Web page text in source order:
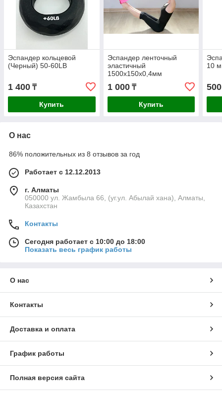
Эспандер кольцевой
(Черный) 50-60LB
1 400 ₸
Купить
Эспандер ленточный
эластичный
1500х150х0,4мм
1 000₸
Купить
10
500
О нас
86% положительных из 8 отзывов за год
Работает с 12.12.2013
г. Алматы
050000 ул. Жамбыла 66, (уг.ул. Абылай хана), Алматы,
Казахстан
Контакты
Сегодня работает с 10:00 до 18:00
Показать весь график работы
О нас
Контакты
Доставка и оплата
График работы
Полная версия сайта